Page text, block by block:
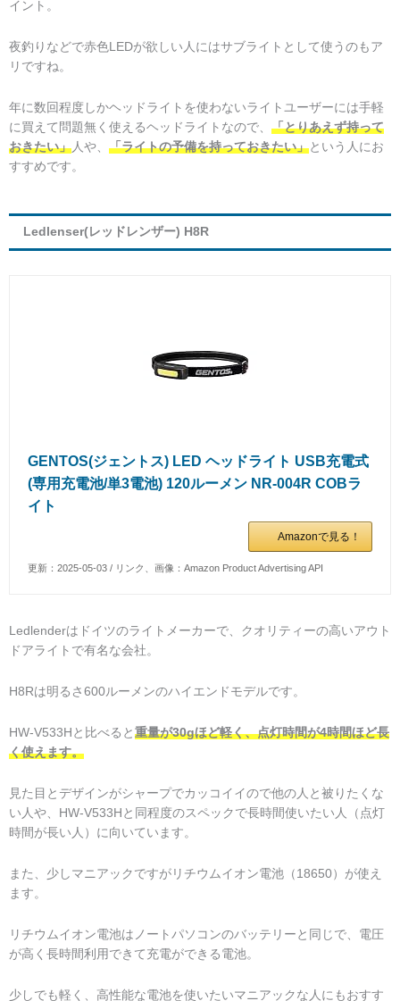
イント。
夜釣りなどで赤色LEDが欲しい人にはサブライトとして使うのもア
リですね。
年に数回程度しかヘッドライトを使わないライトユーザーには手軽
に買えて問題無く使えるヘッドライトなので、 「とりあえず持って
おきたい」人や、 「ライトの予備を持っておきたい」という人にお
すすめです。
Ledlenser(レッドレンザー) H8R
GENTOS(ジェントス) LED ヘッドライト USB充電式
(専用充電池/単3電池) 120ルーメン NR-004R COBラ
イト
Amazonで見る！
更新：2025-05-03 / リンク、画像：Amazon Product Advertising API
Ledlenderはドイツのライトメーカーで、クオリティーの高いアウト
ドアライトで有名な会社。
H8Rは明るさ600ルーメンのハイエンドモデルです。
HW-V533Hと比べると 重量が30gほど軽く、点灯時間が4時間ほど長
く使えます。
見た目とデザインがシャープでカッコイイので他の人と被りたくな
い人や、HW-V533Hと同程度のスペックで長時間使いたい人（点灯
時間が長い人）に向いています。
また、少しマニアックですがリチウムイオン電池（18650）が使え
ます。
リチウムイオン電池はノートパソコンのバッテリーと同じで、電圧
が高く長時間利用できて充電ができる電池。
少しでも軽く、高性能な電池を使いたいマニアックな人にもおすす